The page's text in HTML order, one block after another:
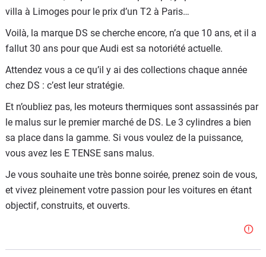
villa à Limoges pour le prix d’un T2 à Paris…
Voilà, la marque DS se cherche encore, n’a que 10 ans, et il a
fallut 30 ans pour que Audi est sa notoriété actuelle.
Attendez vous a ce qu’il y ai des collections chaque année
chez DS : c’est leur stratégie.
Et n’oubliez pas, les moteurs thermiques sont assassinés par
le malus sur le premier marché de DS. Le 3 cylindres a bien
sa place dans la gamme. Si vous voulez de la puissance,
vous avez les E TENSE sans malus.
Je vous souhaite une très bonne soirée, prenez soin de vous,
et vivez pleinement votre passion pour les voitures en étant
objectif, construits, et ouverts.